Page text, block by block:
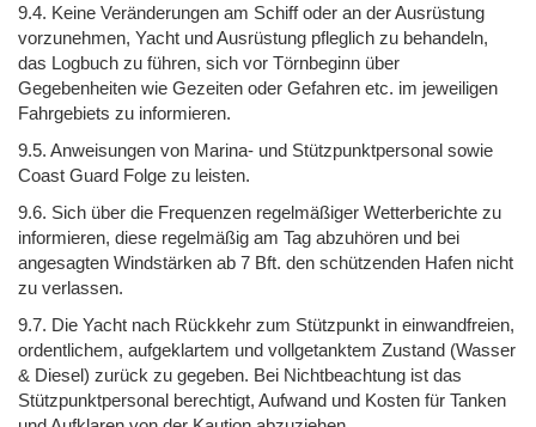
9.4. Keine Veränderungen am Schiff oder an der Ausrüstung
vorzunehmen, Yacht und Ausrüstung pfleglich zu behandeln,
das Logbuch zu führen, sich vor Törnbeginn über
Gegebenheiten wie Gezeiten oder Gefahren etc. im jeweiligen
Fahrgebiets zu informieren.
9.5. Anweisungen von Marina- und Stützpunktpersonal sowie
Coast Guard Folge zu leisten.
9.6. Sich über die Frequenzen regelmäßiger Wetterberichte zu
informieren, diese regelmäßig am Tag abzuhören und bei
angesagten Windstärken ab 7 Bft. den schützenden Hafen nicht
zu verlassen.
9.7. Die Yacht nach Rückkehr zum Stützpunkt in einwandfreien,
ordentlichem, aufgeklartem und vollgetanktem Zustand (Wasser
& Diesel) zurück zu gegeben. Bei Nichtbeachtung ist das
Stützpunktpersonal berechtigt, Aufwand und Kosten für Tanken